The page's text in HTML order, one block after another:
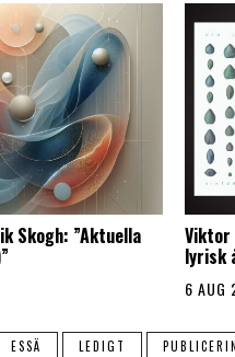
Skogh: ”Aktuella Viktor
lyrisk
6 AUG
ESSÄ LEDIGT